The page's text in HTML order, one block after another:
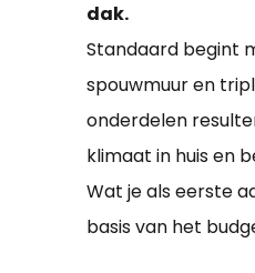
dak.
Standaard begint
spouwmuur en
onderdelen
klimaat in huis en
Wat je als eerste
basis van het